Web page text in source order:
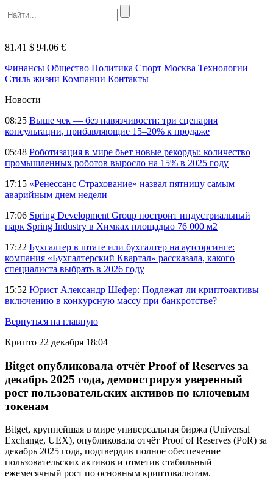
81.41 $ 94.06 €
Финансы Общество Политика Спорт Москва Технологии
Стиль жизни Компании Контакты
Новости
08:25 Выше чек — без навязчивости: три сценария
консультации, прибавляющие 15–20% к продаже
05:48 Роботизация в мире бьет новые рекорды: количество
промышленных роботов выросло на 15% в 2025 году
17:15 «Ренессанс Страхование» назвал пятницу самым
аварийным днем недели
17:06 Spring Development Group построит индустриальный
парк Spring Industry в Химках площадью 76 000 м2
17:22 Бухгалтер в штате или бухгалтер на аутсорсинге:
компания «Бухгалтерский Квартал» рассказала, какого
специалиста выбрать в 2026 году
15:52 Юрист Александр Шефер: Подлежат ли криптоактивы
включению в конкурсную массу при банкротстве?
Вернуться на главную
Крипто 22 декабря 18:04
Bitget опубликовала отчёт Proof of Reserves за
декабрь 2025 года, демонстрируя уверенный
рост пользовательских активов по ключевым
токенам
Bitget, крупнейшая в мире универсальная биржа (Universal
Exchange, UEX), опубликовала отчёт Proof of Reserves (PoR) за
декабрь 2025 года, подтвердив полное обеспечение
пользовательских активов и отметив стабильный
ежемесячный рост по основным криптовалютам.